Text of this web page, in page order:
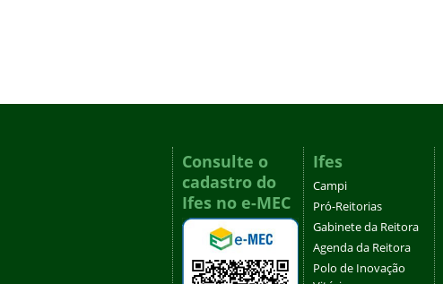
Consulte o
cadastro do
Ifes no e-MEC
Ifes
Campi
Pró-Reitorias
Gabinete da Reitora
Agenda da Reitora
Polo de Inovação